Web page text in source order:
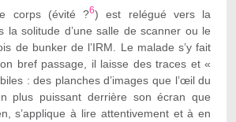
corps (évité ?6) est relégué vers la
la solitude d’une salle de scanner ou le
de bunker de l’IRM. Le malade s’y fait
bref passage, il laisse des traces et «
: des planches d’images que l’œil du
plus puissant derrière son écran que
s’applique à lire attentivement et à en